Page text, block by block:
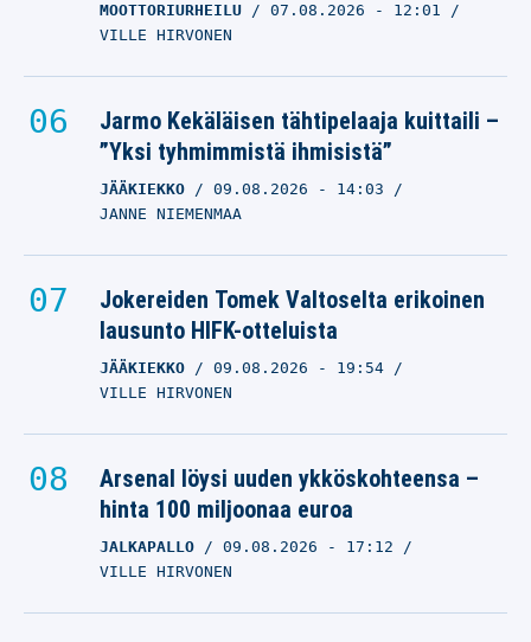
MOOTTORIURHEILU 07.08.2026 - 12:01
VILLE HIRVONEN
Jarmo Kekäläisen tähtipelaaja kuittaili –
”Yksi tyhmimmistä ihmisistä”
JÄÄKIEKKO 09.08.2026 - 14:03
JANNE NIEMENMAA
Jokereiden Tomek Valtoselta erikoinen
lausunto HIFK-otteluista
JÄÄKIEKKO 09.08.2026 - 19:54
VILLE HIRVONEN
Arsenal löysi uuden ykköskohteensa –
hinta 100 miljoonaa euroa
JALKAPALLO 09.08.2026 - 17:12
VILLE HIRVONEN